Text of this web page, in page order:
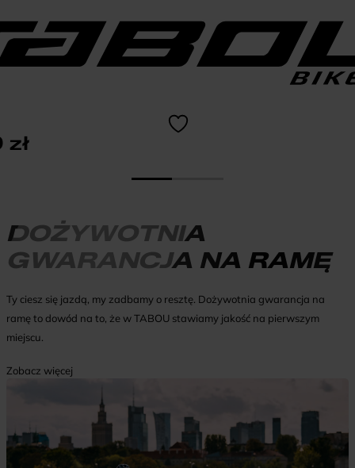
zł
DOŻYWOTNIA
GWARANCJA NA RAMĘ
Ty ciesz się jazdą, my zadbamy o resztę. Dożywotnia gwarancja na
ramę to dowód na to, że w TABOU stawiamy jakość na pierwszym
miejscu.
Zobacz więcej